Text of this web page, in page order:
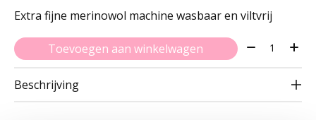
Extra fijne merinowol machine wasbaar en viltvrij
Toevoegen aan winkelwagen Aantal:
Beschrijving